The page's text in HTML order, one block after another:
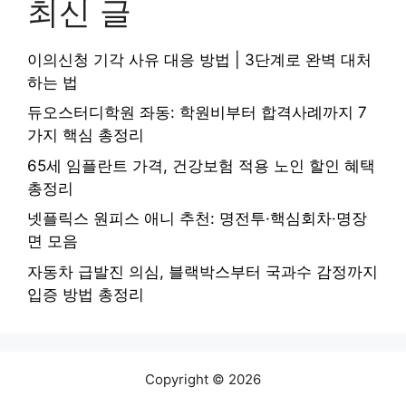
최신 글
이의신청 기각 사유 대응 방법 | 3단계로 완벽 대처
하는 법
듀오스터디학원 좌동: 학원비부터 합격사례까지 7
가지 핵심 총정리
65세 임플란트 가격, 건강보험 적용 노인 할인 혜택
총정리
넷플릭스 원피스 애니 추천: 명전투·핵심회차·명장
면 모음
자동차 급발진 의심, 블랙박스부터 국과수 감정까지
입증 방법 총정리
Copyright © 2026